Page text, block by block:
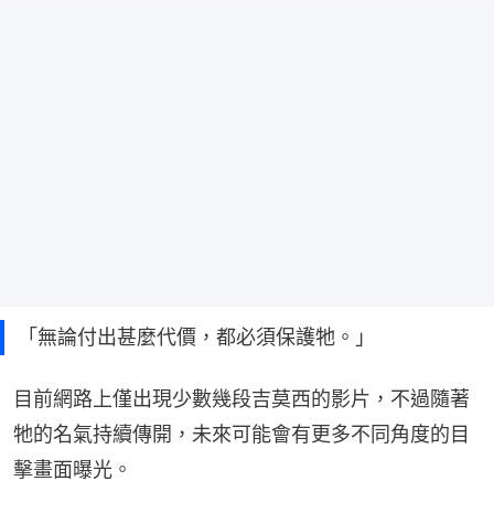
「無論付出甚麼代價，都必須保護牠。」
目前網路上僅出現少數幾段吉莫西的影片，不過隨著
牠的名氣持續傳開，未來可能會有更多不同角度的目
擊畫面曝光。